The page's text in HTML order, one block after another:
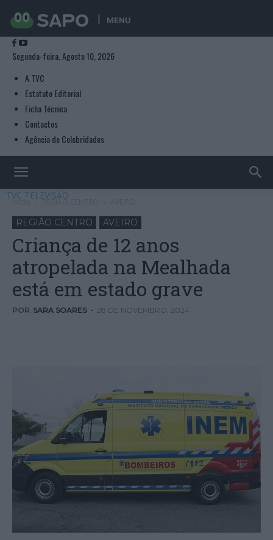
MENU
Segunda-feira, Agosto 10, 2026
A TVC
Estatuto Editorial
Ficha Técnica
Contactos
Agência de Celebridades
TVC TELEVISÃO
Início REGIÃO CENTRO
REGIÃO CENTRO AVEIRO
Criança de 12 anos
atropelada na Mealhada
está em estado grave
POR SARA SOARES - 28 DE NOVEMBRO, 2024